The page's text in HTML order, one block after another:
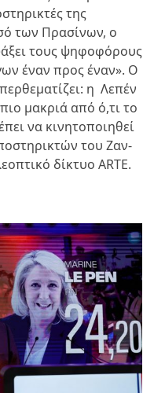
της
των Πρασίνων, ο
τους ψηφοφόρους
έναν προς έναν». Ο
η Λεπέν
μακριά από ό,τι το
να κινητοποιηθεί
του Ζαν-
δίκτυο ARTE.